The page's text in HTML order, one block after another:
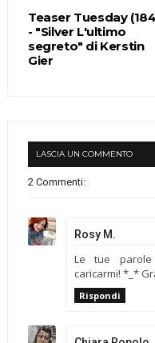
Teaser Tuesday
- "Silver L'ultimo
segreto" di Kerstin
Gier
LASCIA UN COMMENTO
2 Commenti:
Rosy M.
Le tue
caricarmi! *_*
Rispondi